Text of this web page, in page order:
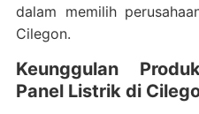
dalam memilih
Cilegon.
Keunggulan
Panel Listrik di